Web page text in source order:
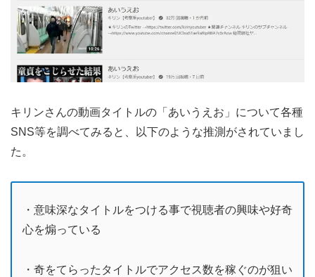
キリンさんの動画タイトルの「あいうえお」について各種
SNS等を調べてみると、以下のような推測がされていまし
た。
・意味深なタイトルをつける事で視聴者の興味や好奇
心を煽っている
・奇をてらったタイトルでアクセス数を稼ぐのが狙い